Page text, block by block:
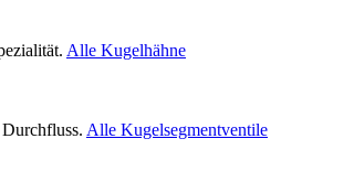
Alle Kugelhähne
Alle Kugelsegmentventile